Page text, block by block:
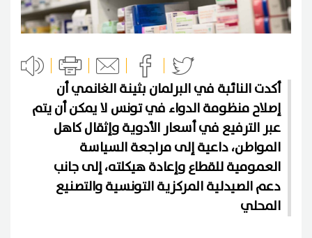
أكدت النائبة في البرلمان بثينة الغانمي أن
إصلاح منظومة الدواء في تونس لا يمكن أن يتم
عبر الترفيع في أسعار الأدوية وإثقال كاهل
المواطن، داعية إلى مراجعة السياسة
العمومية للقطاع وإعادة هيكلته، إلى جانب
دعم الصيدلية المركزية التونسية والتصنيع
المحلي